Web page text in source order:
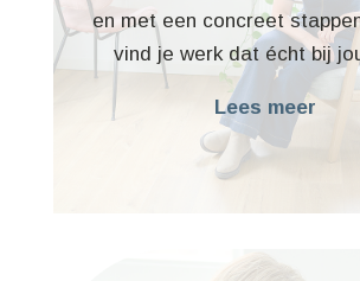
en met een concreet
vind je werk dat écht bij
Lees meer